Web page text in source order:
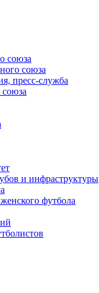
союза
союза
пресс-служба
и инфраструктуры
футбола